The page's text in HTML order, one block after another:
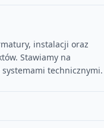
instalacji oraz
Stawiamy na
technicznymi.